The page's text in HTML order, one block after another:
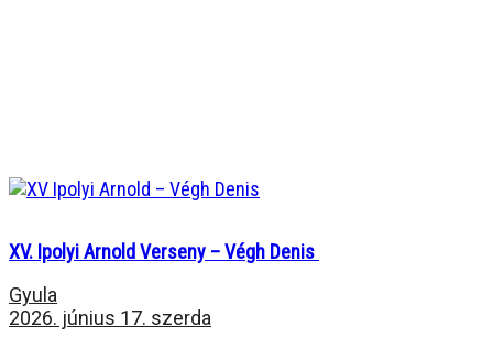
XV. Ipolyi Arnold Verseny – Végh Denis
Gyula
2026. június 17. szerda